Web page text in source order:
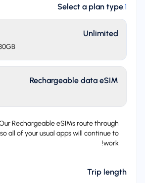
1
.
Select a plan type
Unlimited
Rechargeable data eSIM
Rechargeable eSIMs route through
all of your usual apps will continue to
work!
Trip length